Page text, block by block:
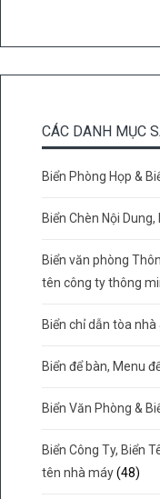
CÁC DANH MỤC
Biển Phòng Họp &
Biển Chèn Nội
Biển văn phòng
tên công ty thông
Biển chỉ dẫn tòa
Biển để bàn, Menu
Biển Văn Phòng &
Biển Công Ty, Biển
tên nhà máy (48)